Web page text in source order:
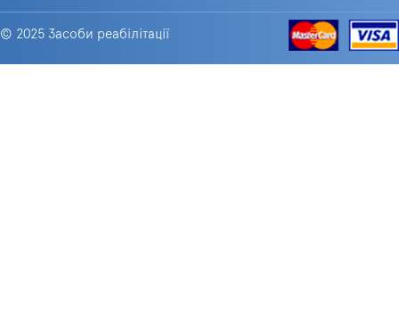
© 2025 Засоби реабілітації